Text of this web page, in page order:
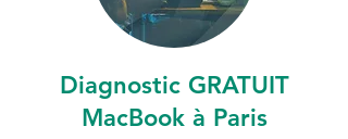
Diagnostic GRATUIT
MacBook à Paris